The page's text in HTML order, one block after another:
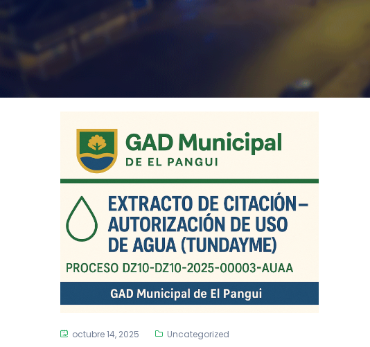
octubre 14, 2025 Uncategorized